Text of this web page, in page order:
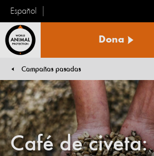
Español
Animal
Dona
You are here:
Campañas pasadas
Café de civeta: